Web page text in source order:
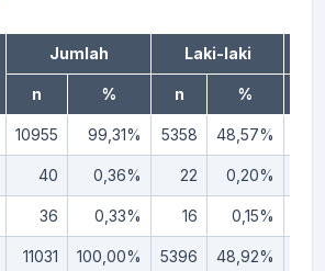
Jumlah Laki-laki
n % n %
10955 99,31% 5358 48,57%
40 0,36% 22 0,20%
36 0,33% 16 0,15%
11031 100,00% 5396 48,92%